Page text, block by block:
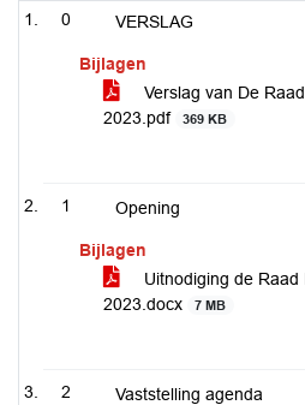
0 VERSLAG
Bijlagen
Verslag van De
2023.pdf
369 KB
1 Opening
Bijlagen
Uitnodiging de
2023.docx
7 MB
2 Vaststelling agenda